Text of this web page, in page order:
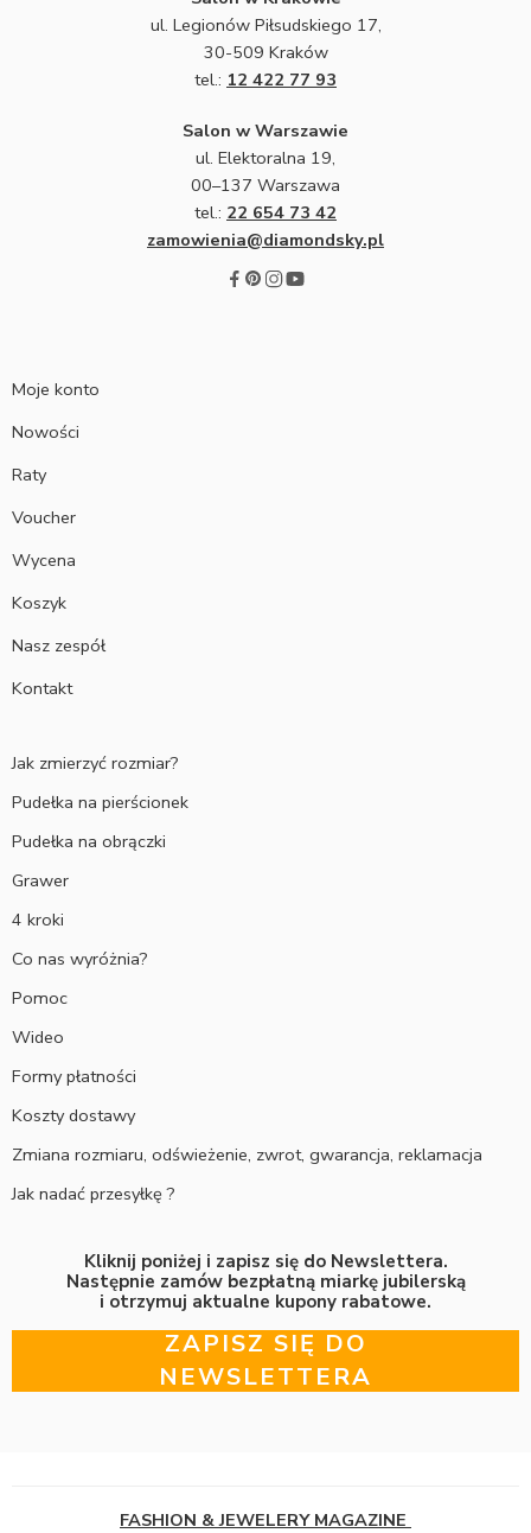
ul. Legionów Piłsudskiego 17,
30-509 Kraków
tel.: 12 422 77 93
Salon w Warszawie
ul. Elektoralna 19,
00–137 Warszawa
tel.: 22 654 73 42
zamowienia@diamondsky.pl
Moje konto
Nowości
Raty
Voucher
Wycena
Koszyk
Nasz zespół
Kontakt
Jak zmierzyć rozmiar?
Pudełka na pierścionek
Pudełka na obrączki
Grawer
4 kroki
Co nas wyróżnia?
Pomoc
Wideo
Formy płatności
Koszty dostawy
Zmiana rozmiaru, odświeżenie, zwrot, gwarancja, reklamacja
Jak nadać przesyłkę ?
Kliknij poniżej i zapisz się do Newslettera.
Następnie zamów bezpłatną miarkę jubilerską
i otrzymuj aktualne kupony rabatowe.
ZAPISZ SIĘ DO
NEWSLETTERA
FASHION & JEWELERY MAGAZINE